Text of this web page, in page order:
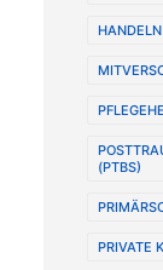
(PTBS)
PRIVATE